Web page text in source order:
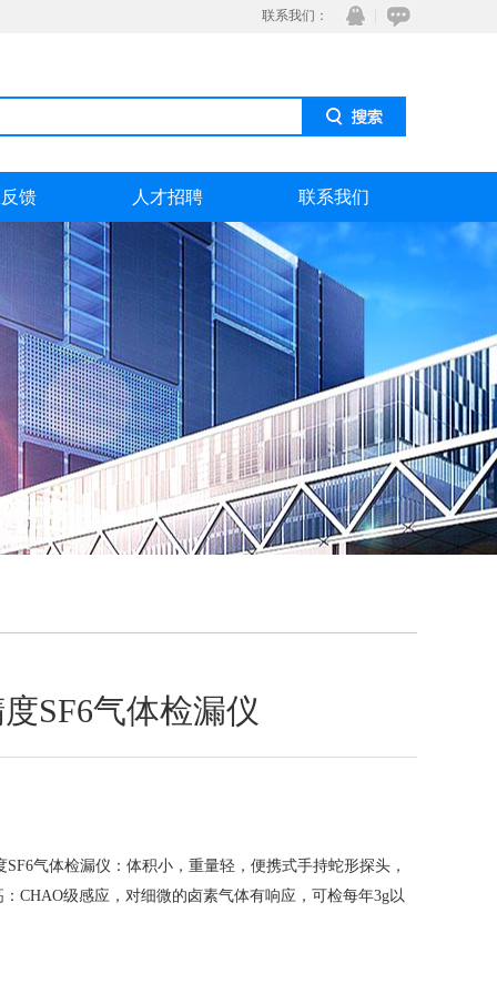
联系我们：
在线咨
QQ
馈 人才招聘 联系我们
SF6气体检漏仪
SF6气体检漏仪：体积小，重量轻，便携式手持蛇形探头，
CHAO级感应，对细微的卤素气体有响应，可检每年3g以